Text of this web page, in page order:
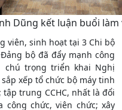
Dũng kết luận buổi làm
viên, sinh hoạt tại 3 Chi bộ
bộ đã đẩy mạnh công
trọng triển khai Nghị
xếp tổ chức bộ máy tinh
trung CCHC, nhất là đổi
chức, viên chức; xây